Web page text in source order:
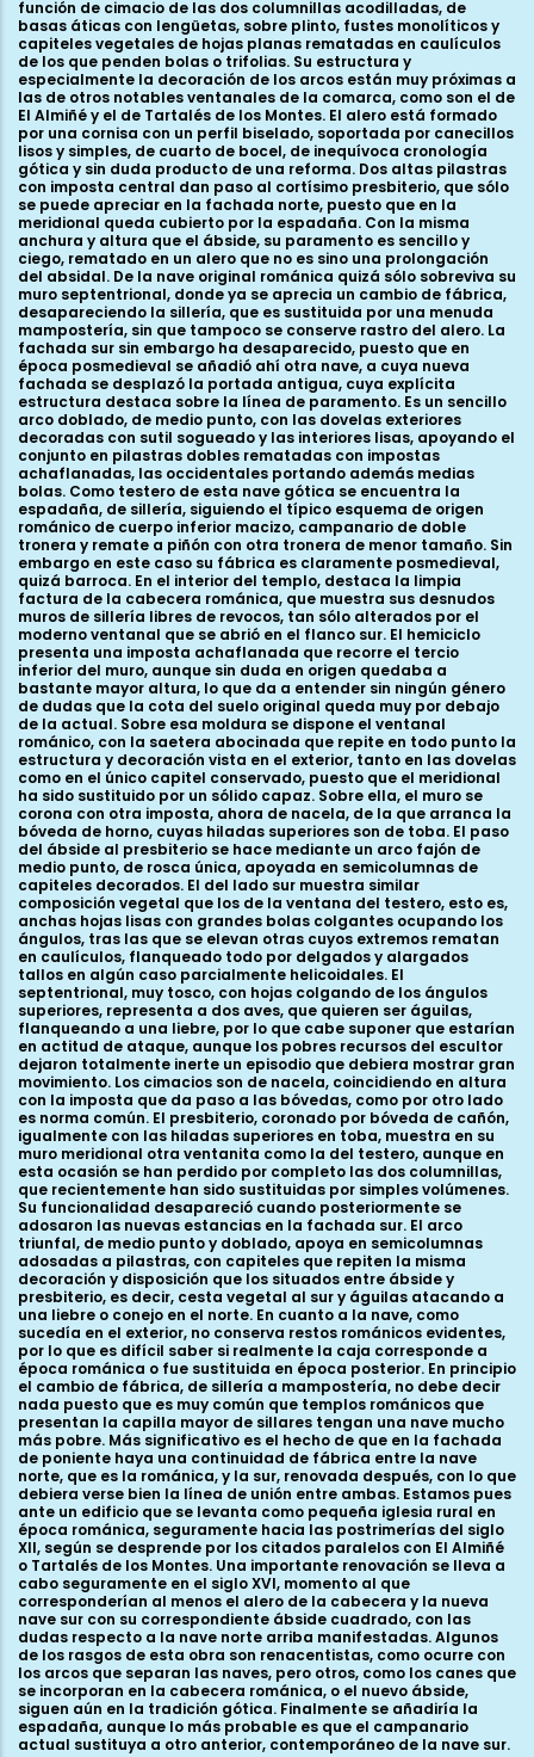
función de cimacio de las dos columnillas acodilladas, de
basas áticas con lengüetas, sobre plinto, fustes monolíticos y
capiteles vegetales de hojas planas rematadas en caulículos
de los que penden bolas o trifolias. Su estructura y
especialmente la decoración de los arcos están muy próximas a
las de otros notables ventanales de la comarca, como son el de
El Almiñé y el de Tartalés de los Montes. El alero está formado
por una cornisa con un perfil biselado, soportada por canecillos
lisos y simples, de cuarto de bocel, de inequívoca cronología
gótica y sin duda producto de una reforma. Dos altas pilastras
con imposta central dan paso al cortísimo presbiterio, que sólo
se puede apreciar en la fachada norte, puesto que en la
meridional queda cubierto por la espadaña. Con la misma
anchura y altura que el ábside, su paramento es sencillo y
ciego, rematado en un alero que no es sino una prolongación
del absidal. De la nave original románica quizá sólo sobreviva su
muro septentrional, donde ya se aprecia un cambio de fábrica,
desapareciendo la sillería, que es sustituida por una menuda
mampostería, sin que tampoco se conserve rastro del alero. La
fachada sur sin embargo ha desaparecido, puesto que en
época posmedieval se añadió ahí otra nave, a cuya nueva
fachada se desplazó la portada antigua, cuya explícita
estructura destaca sobre la línea de paramento. Es un sencillo
arco doblado, de medio punto, con las dovelas exteriores
decoradas con sutil sogueado y las interiores lisas, apoyando el
conjunto en pilastras dobles rematadas con impostas
achaflanadas, las occidentales portando además medias
bolas. Como testero de esta nave gótica se encuentra la
espadaña, de sillería, siguiendo el típico esquema de origen
románico de cuerpo inferior macizo, campanario de doble
tronera y remate a piñón con otra tronera de menor tamaño. Sin
embargo en este caso su fábrica es claramente posmedieval,
quizá barroca. En el interior del templo, destaca la limpia
factura de la cabecera románica, que muestra sus desnudos
muros de sillería libres de revocos, tan sólo alterados por el
moderno ventanal que se abrió en el flanco sur. El hemiciclo
presenta una imposta achaflanada que recorre el tercio
inferior del muro, aunque sin duda en origen quedaba a
bastante mayor altura, lo que da a entender sin ningún género
de dudas que la cota del suelo original queda muy por debajo
de la actual. Sobre esa moldura se dispone el ventanal
románico, con la saetera abocinada que repite en todo punto la
estructura y decoración vista en el exterior, tanto en las dovelas
como en el único capitel conservado, puesto que el meridional
ha sido sustituido por un sólido capaz. Sobre ella, el muro se
corona con otra imposta, ahora de nacela, de la que arranca la
bóveda de horno, cuyas hiladas superiores son de toba. El paso
del ábside al presbiterio se hace mediante un arco fajón de
medio punto, de rosca única, apoyada en semicolumnas de
capiteles decorados. El del lado sur muestra similar
composición vegetal que los de la ventana del testero, esto es,
anchas hojas lisas con grandes bolas colgantes ocupando los
ángulos, tras las que se elevan otras cuyos extremos rematan
en caulículos, flanqueado todo por delgados y alargados
tallos en algún caso parcialmente helicoidales. El
septentrional, muy tosco, con hojas colgando de los ángulos
superiores, representa a dos aves, que quieren ser águilas,
flanqueando a una liebre, por lo que cabe suponer que estarían
en actitud de ataque, aunque los pobres recursos del escultor
dejaron totalmente inerte un episodio que debiera mostrar gran
movimiento. Los cimacios son de nacela, coincidiendo en altura
con la imposta que da paso a las bóvedas, como por otro lado
es norma común. El presbiterio, coronado por bóveda de cañón,
igualmente con las hiladas superiores en toba, muestra en su
muro meridional otra ventanita como la del testero, aunque en
esta ocasión se han perdido por completo las dos columnillas,
que recientemente han sido sustituidas por simples volúmenes.
Su funcionalidad desapareció cuando posteriormente se
adosaron las nuevas estancias en la fachada sur. El arco
triunfal, de medio punto y doblado, apoya en semicolumnas
adosadas a pilastras, con capiteles que repiten la misma
decoración y disposición que los situados entre ábside y
presbiterio, es decir, cesta vegetal al sur y águilas atacando a
una liebre o conejo en el norte. En cuanto a la nave, como
sucedía en el exterior, no conserva restos románicos evidentes,
por lo que es difícil saber si realmente la caja corresponde a
época románica o fue sustituida en época posterior. En principio
el cambio de fábrica, de sillería a mampostería, no debe decir
nada puesto que es muy común que templos románicos que
presentan la capilla mayor de sillares tengan una nave mucho
más pobre. Más significativo es el hecho de que en la fachada
de poniente haya una continuidad de fábrica entre la nave
norte, que es la románica, y la sur, renovada después, con lo que
debiera verse bien la línea de unión entre ambas. Estamos pues
ante un edificio que se levanta como pequeña iglesia rural en
época románica, seguramente hacia las postrimerías del siglo
XII, según se desprende por los citados paralelos con El Almiñé
o Tartalés de los Montes. Una importante renovación se lleva a
cabo seguramente en el siglo XVI, momento al que
corresponderían al menos el alero de la cabecera y la nueva
nave sur con su correspondiente ábside cuadrado, con las
dudas respecto a la nave norte arriba manifestadas. Algunos
de los rasgos de esta obra son renacentistas, como ocurre con
los arcos que separan las naves, pero otros, como los canes que
se incorporan en la cabecera románica, o el nuevo ábside,
siguen aún en la tradición gótica. Finalmente se añadiría la
espadaña, aunque lo más probable es que el campanario
actual sustituya a otro anterior, contemporáneo de la nave sur.